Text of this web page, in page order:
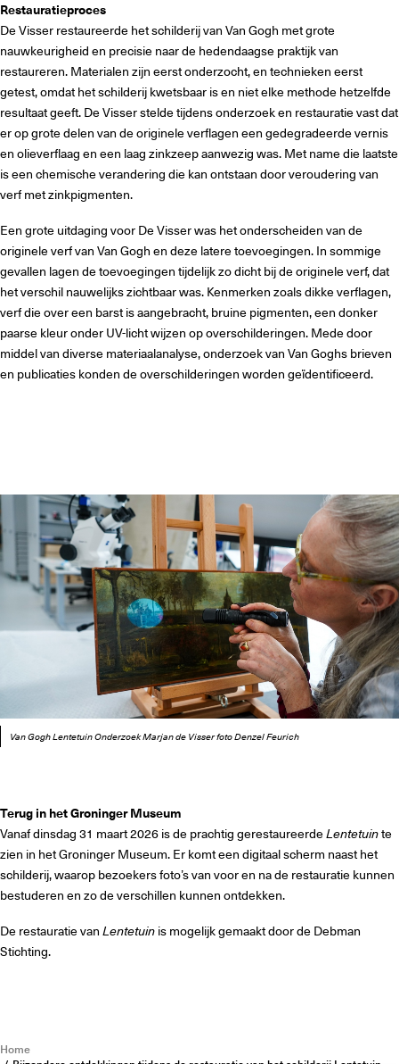
Restauratieproces
De Visser restaureerde het schilderij van Van Gogh met grote
nauwkeurigheid en precisie naar de hedendaagse praktijk van
restaureren. Materialen zijn eerst onderzocht, en technieken eerst
getest, omdat het schilderij kwetsbaar is en niet elke methode hetzelfde
resultaat geeft. De Visser stelde tijdens onderzoek en restauratie vast dat
er op grote delen van de originele verflagen een gedegradeerde vernis
en olieverflaag en een laag zinkzeep aanwezig was. Met name die laatste
is een chemische verandering die kan ontstaan door veroudering van
verf met zinkpigmenten.
Een grote uitdaging voor De Visser was het onderscheiden van de
originele verf van Van Gogh en deze latere toevoegingen. In sommige
gevallen lagen de toevoegingen tijdelijk zo dicht bij de originele verf, dat
het verschil nauwelijks zichtbaar was. Kenmerken zoals dikke verflagen,
verf die over een barst is aangebracht, bruine pigmenten, een donker
paarse kleur onder UV-licht wijzen op overschilderingen. Mede door
middel van diverse materiaalanalyse, onderzoek van Van Goghs brieven
en publicaties konden de overschilderingen worden geïdentificeerd.
Van Gogh Lentetuin Onderzoek Marjan de Visser foto Denzel Feurich
Terug in het Groninger Museum
Vanaf dinsdag 31 maart 2026 is de prachtig gerestaureerdeLentetuinte
zien in het Groninger Museum. Er komt een digitaal scherm naast het
schilderij, waarop bezoekers foto’s van voor en na de restauratie kunnen
bestuderen en zo de verschillen kunnen ontdekken.
De restauratie van Lentetuin is mogelijk gemaakt door de Debman
Stichting.
Home